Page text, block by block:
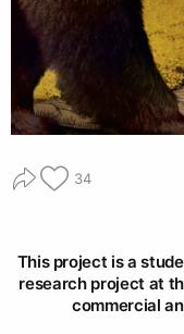
34
This project is a
research project at
commercial